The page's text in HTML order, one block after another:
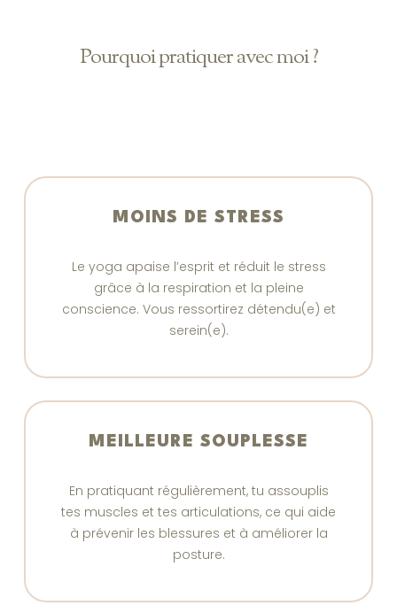
Pourquoi pratiquer avec moi ?
MOINS DE STRESS
Le yoga apaise l’esprit et réduit le stress
grâce à la respiration et la pleine
conscience. Vous ressortirez détendu(e) et
serein(e).
MEILLEURE SOUPLESSE
En pratiquant régulièrement, tu assouplis
tes muscles et tes articulations, ce qui aide
à prévenir les blessures et à améliorer la
posture.